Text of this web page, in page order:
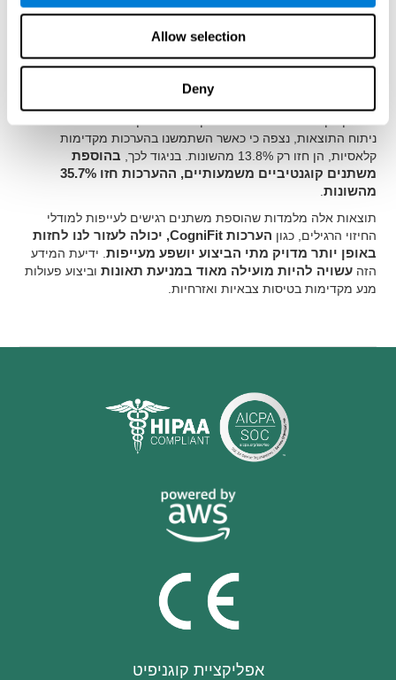
Allow selection
Deny
בשלב 1 של ניתוח התוצאות, השפעות הקבוצה נקבעו
. נמצא
(p=0.002). במצב עייפות הייתה הדרדרות בביצוע של יכולות
קוגנטיביות אלה, אז הן נקלחו כמשתני צפי בשלב הבא.
ניתוח התוצאות, נצפה כי כאשר השתמשנו בהערכות מקדימות
קלאסיות, הן חזו רק 13.8% מהשונות. בניגוד לכך,
בהוספת
משתנים קוגנטיביים משמעותיים, ההערכות חזו 35.7%
מהשונות
תוצאות אלה מלמדות שהוספת משתנים רגישים לעייפות למודלי
החיזוי הרגילים, כגון
הערכות CogniFit, יכולה לעזור לנו לחזות
באופן יותר מדויק מתי הביצוע יושפע מעייפות . ידיעת המידע
הזהעשויה להיות מועילה מאוד במניעת תאונות וביצוע פעולות
מנע מקדימות בטיסות צבאיות ואזרחיות.
אפליקציית קוגניפיט